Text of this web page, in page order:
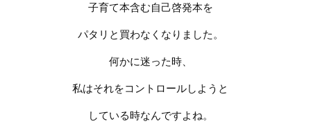
子育て本含む自己啓発本を
パタリと買わなくなりました。
何かに迷った時、
私はそれをコントロールしようと
している時なんですよね。